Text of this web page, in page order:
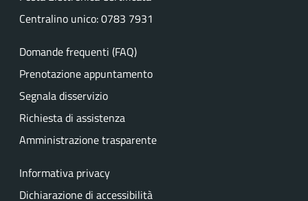
Centralino unico: 0783 7931
Domande frequenti (FAQ)
Prenotazione appuntamento
Segnala disservizio
Richiesta di assistenza
Amministrazione trasparente
Informativa privacy
Dichiarazione di accessibilità